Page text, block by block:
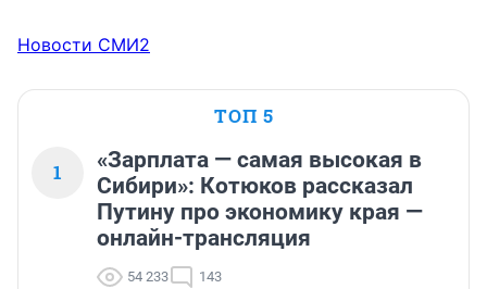
Новости СМИ2
ТОП 5
1
«Зарплата — самая высокая в
Сибири»: Котюков рассказал
Путину про экономику края —
онлайн-трансляция
54 233 143